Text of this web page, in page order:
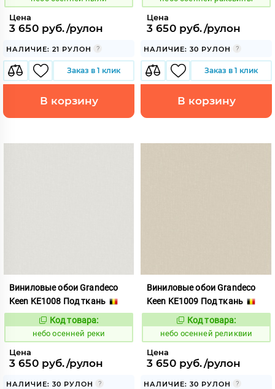
Цена
3 650 руб./рулон
НАЛИЧИЕ: 21 РУЛОН
Заказ в 1 клик
В корзину
Цена
3 650 руб./рулон
НАЛИЧИЕ: 30 РУЛОН
Заказ в 1 клик
В корзину
Виниловые обои Grandeco
Keen KE1008 Под ткань
1117829
Код товара:
небо осенней реки
Цена
3 650 руб./рулон
НАЛИЧИЕ: 30 РУЛОН
Виниловые обои Grandeco
Keen KE1009 Под ткань
1117830
Код товара:
небо осенней реликвии
Цена
3 650 руб./рулон
НАЛИЧИЕ: 30 РУЛОН